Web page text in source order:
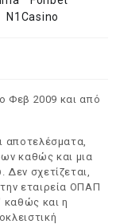
N1Casino
Φεβ 2009 και από
αποτελέσματα,
καθώς και μια
σχετίζεται,
εταιρεία ΟΠΑΠ
και η